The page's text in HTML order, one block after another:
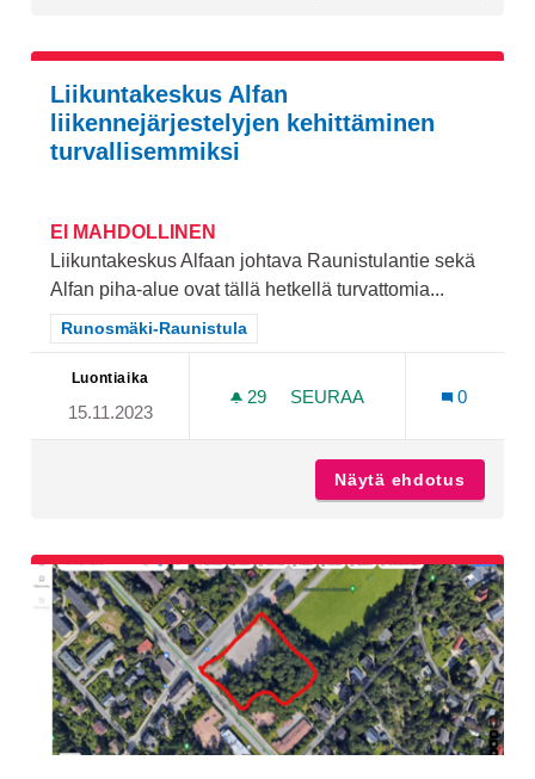
Liikuntakeskus Alfan
liikennejärjestelyjen kehittäminen
turvallisemmiksi
EI MAHDOLLINEN
Liikuntakeskus Alfaan johtava Raunistulantie sekä
Alfan piha-alue ovat tällä hetkellä turvattomia...
Rajaa tulokset teeman mukaan: Runosmäki-Raunistula
Runosmäki-Raunistula
Luontiaika
15.11.2023
29 29 SEURAAJAA
SEURAA
0
Näytä ehdotus